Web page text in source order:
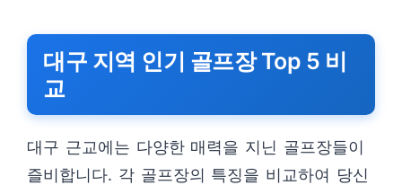
대구 지역 인기 골프장 Top 5 비
교
대구 근교에는 다양한 매력을 지닌 골프장들이
즐비합니다. 각 골프장의 특징을 비교하여 당신